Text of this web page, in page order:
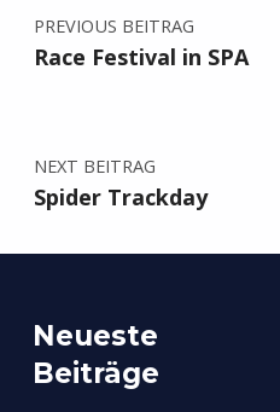
PREVIOUS BEITRAG
Race Festival in SPA
NEXT BEITRAG
Spider Trackday
Neueste
Beiträge